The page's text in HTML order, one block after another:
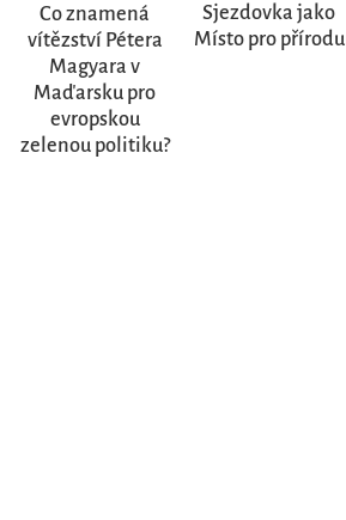
Co znamená
vítězství Pétera
Magyara v
Maďarsku pro
evropskou
zelenou politiku?
Sjezdovka jako
Místo pro přírodu